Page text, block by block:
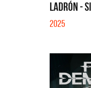
LADRÓN -
2025